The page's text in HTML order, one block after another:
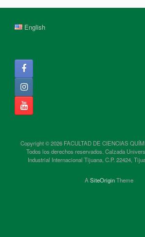
English
Copyright © 2026 FACULTAD DE CIENCIAS
Todos los derechos reservados. Calzada
Industrial Internacional Tijuana, C.P. 22424,
A SiteOriginTheme